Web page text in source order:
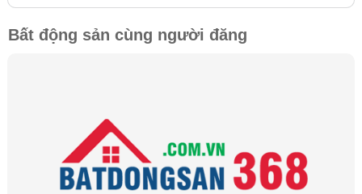
Bất động sản cùng người đăng